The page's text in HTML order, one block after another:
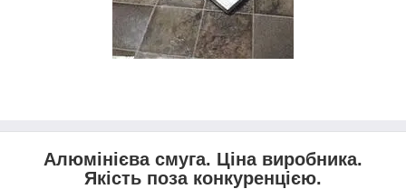
Алюмінієва смуга. Ціна виробника.
Якість поза конкуренцією.